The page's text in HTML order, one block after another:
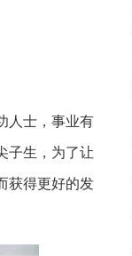
人士，事业有
子生，为了让
获得更好的发